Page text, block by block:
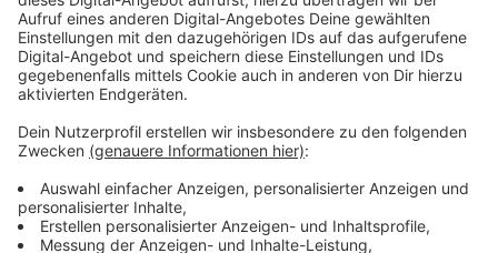
Anzeige
Weitere Meldungen aus Leverkusen
Anzeige
Komisches Geräusch in Leverkusen: INEOS reißt